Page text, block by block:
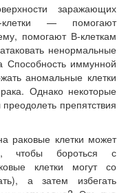
заражающих
— помогают
помогают В-клеткам
ненормальные
Способность иммунной
аномальные клетки
Однако некоторые
препятствия
раковые клетки может
чтобы бороться с
клетки могут со
а затем избегать